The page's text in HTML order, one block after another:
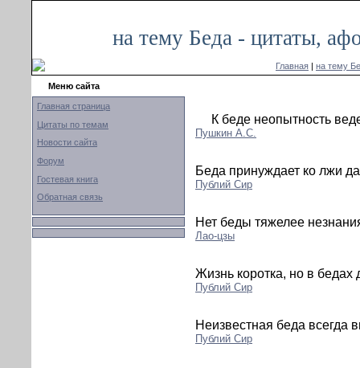
на тему Беда - цитаты,
Главная | на тему
Меню сайта
Главная страница
Цитаты по темам
Новости сайта
Форум
Гостевая книга
Обратная связь
К беде неопытность
Пушкин А.С.
Беда принуждает ко лжи
Публий Сир
Нет беды тяжелее
Лао-цзы
Жизнь коротка, но в бедах
Публий Сир
Неизвестная беда всегда
Публий Сир